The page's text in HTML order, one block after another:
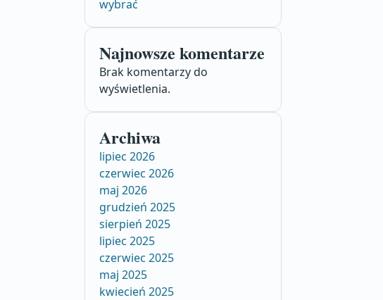
wybrać
Najnowsze komentarze
Brak komentarzy do
wyświetlenia.
Archiwa
lipiec 2026
czerwiec 2026
maj 2026
grudzień 2025
sierpień 2025
lipiec 2025
czerwiec 2025
maj 2025
kwiecień 2025